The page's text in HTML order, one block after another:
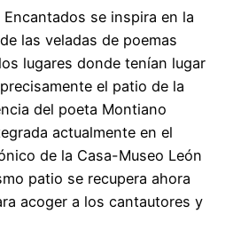
se inspira en la
las veladas de poemas
lugares donde tenían lugar
el patio de la
del poeta Montiano
actualmente en el
de la Casa-Museo León
patio se recupera ahora
acoger a los cantautores y